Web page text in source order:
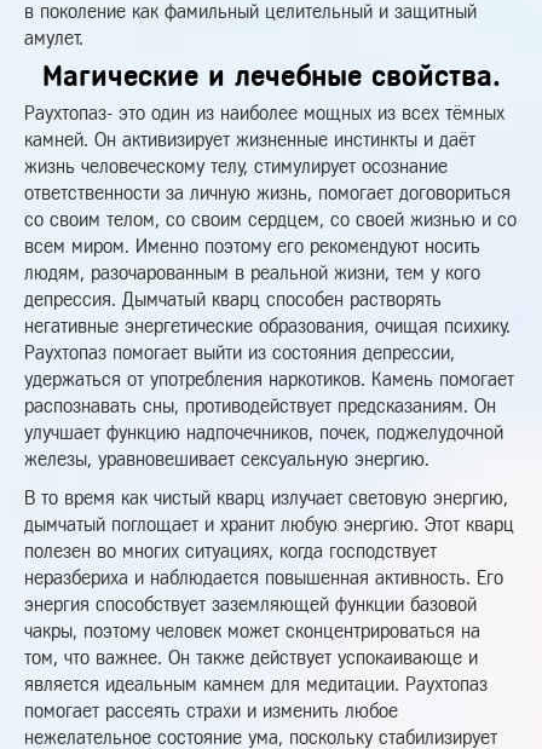
в поколение как фамильный целительный и защитный
амулет.
Магические и лечебные свойства.
Раухтопаз- это один из наиболее мощных из всех тёмных
камней. Он активизирует жизненные инстинкты и даёт
жизнь человеческому телу, стимулирует осознание
ответственности за личную жизнь, помогает договориться
со своим телом, со своим сердцем, со своей жизнью и со
всем миром. Именно поэтому его рекомендуют носить
людям, разочарованным в реальной жизни, тем у кого
депрессия. Дымчатый кварц способен растворять
негативные энергетические образования, очищая психику.
Раухтопаз помогает выйти из состояния депрессии,
удержаться от употребления наркотиков. Камень помогает
распознавать сны, противодействует предсказаниям. Он
улучшает функцию надпочечников, почек, поджелудочной
железы, уравновешивает сексуальную энергию.
В то время как чистый кварц излучает световую энергию,
дымчатый поглощает и хранит любую энергию. Этот кварц
полезен во многих ситуациях, когда господствует
неразбериха и наблюдается повышенная активность. Его
энергия способствует заземляющей функции базовой
чакры, поэтому человек может сконцентрироваться на
том, что важнее. Он также действует успокаивающе и
является идеальным камнем для медитации. Раухтопаз
помогает рассеять страхи и изменить любое
нежелательное состояние ума, поскольку стабилизирует